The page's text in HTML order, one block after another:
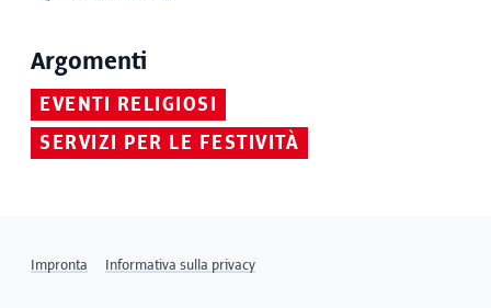
Argomenti
EVENTI RELIGIOSI
SERVIZI PER LE FESTIVITÀ
Impronta Informativa sulla privacy